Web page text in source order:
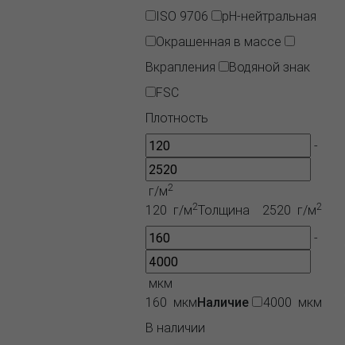
ISO 9706
pH-нейтральная
Окрашенная в массе
Вкрапления
Водяной знак
FSC
Плотность
-
г/м2
2520 г/м2
120 г/м2Толщина
-
мкм
4000 мкм
160 мкмНаличие
В наличии